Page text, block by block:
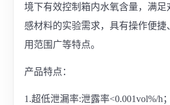
境下有效控制箱内水氧含量，满足
感材料的实验需求，具有操作便捷
用范围广等特点。
产品特点：
1.超低泄漏率:泄露率<0.001vol%/h；